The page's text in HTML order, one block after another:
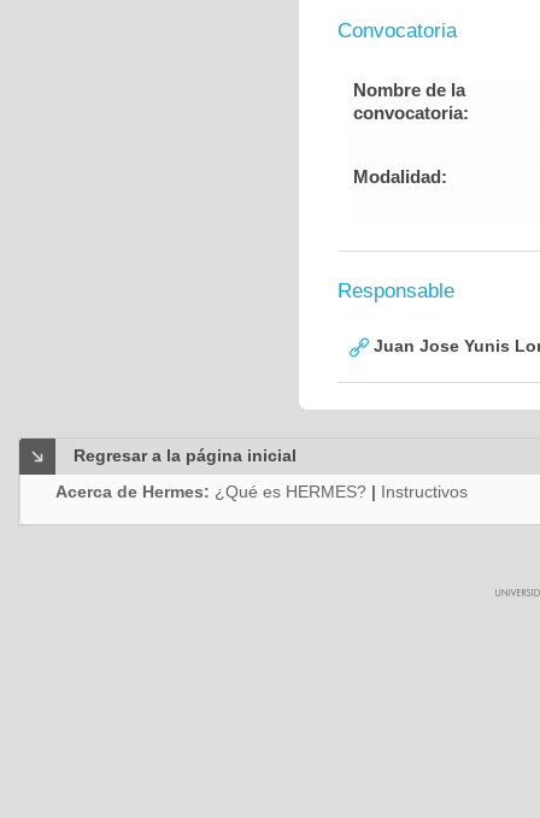
Convocatoria
Nombre de la
convocatoria:
Modalidad:
Responsable
Juan Jose Yunis
Regresar a la página inicial
Acerca de Hermes: ¿Qué es HERMES? | Instructivos